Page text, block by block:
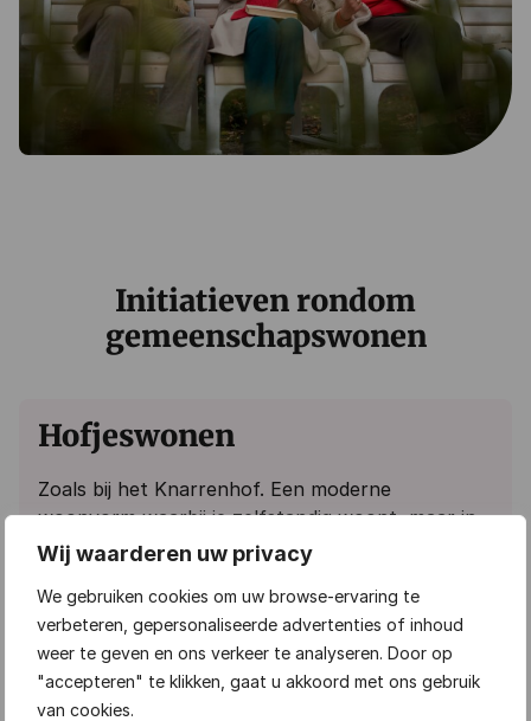
Wij waarderen uw privacy
We gebruiken cookies om uw browse-ervaring te
verbeteren, gepersonaliseerde advertenties of inhoud
weer te geven en ons verkeer te analyseren. Door op
"accepteren" te klikken, gaat u akkoord met ons gebruik
van cookies.
Initiatieven rondom
gemeenschapswonen
Hofjeswonen
Zoals bij het Knarrenhof. Een moderne
woonvorm waarbij je zelfstandig woont, maar in
een hechte gemeenschap met gelijkgestemden.
voorzieningen zoals een tuin of
ontmoetingsruimte, en helpen elkaar waar nodig.
Zo blijf je zelfstandig, maar nooit alleen.
Lees meer over hofjeswonen